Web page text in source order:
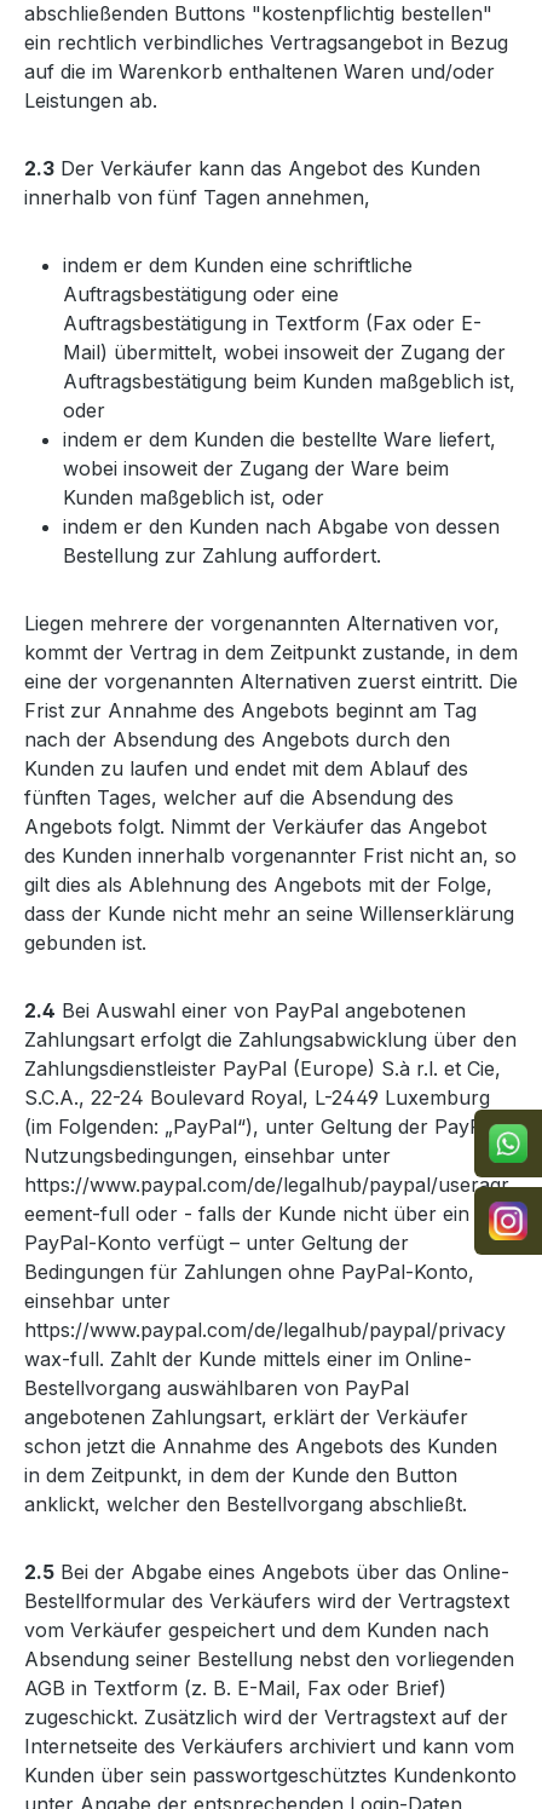
abschließenden Buttons "kostenpflichtig bestellen"
ein rechtlich verbindliches Vertragsangebot in Bezug
auf die im Warenkorb enthaltenen Waren und/oder
Leistungen ab.
2.3 Der Verkäufer kann das Angebot des Kunden
innerhalb von fünf Tagen annehmen,
indem er dem Kunden eine schriftliche
Auftragsbestätigung oder eine
Auftragsbestätigung in Textform (Fax oder E-
Mail) übermittelt, wobei insoweit der Zugang der
Auftragsbestätigung beim Kunden maßgeblich ist,
oder
indem er dem Kunden die bestellte Ware liefert,
wobei insoweit der Zugang der Ware beim
Kunden maßgeblich ist, oder
indem er den Kunden nach Abgabe von dessen
Bestellung zur Zahlung auffordert.
Liegen mehrere der vorgenannten Alternativen vor,
kommt der Vertrag in dem Zeitpunkt zustande, in dem
eine der vorgenannten Alternativen zuerst eintritt. Die
Frist zur Annahme des Angebots beginnt am Tag
nach der Absendung des Angebots durch den
Kunden zu laufen und endet mit dem Ablauf des
fünften Tages, welcher auf die Absendung des
Angebots folgt. Nimmt der Verkäufer das Angebot
des Kunden innerhalb vorgenannter Frist nicht an, so
gilt dies als Ablehnung des Angebots mit der Folge,
dass der Kunde nicht mehr an seine Willenserklärung
gebunden ist.
2.4 Bei Auswahl einer von PayPal angebotenen
Zahlungsart erfolgt die Zahlungsabwicklung über den
Zahlungsdienstleister PayPal (Europe) S.à r.l. et Cie,
S.C.A., 22-24 Boulevard Royal, L-2449 Luxemburg
(im Folgenden: „PayPal“), unter Geltung der PayPal-
Nutzungsbedingungen, einsehbar unter
https://www.paypal.com/de/legalhub/paypal/useragr
eement-full oder - falls der Kunde nicht über ein
PayPal-Konto verfügt – unter Geltung der
Bedingungen für Zahlungen ohne PayPal-Konto,
einsehbar unter
https://www.paypal.com/de/legalhub/paypal/privacy
wax-full. Zahlt der Kunde mittels einer im Online-
Bestellvorgang auswählbaren von PayPal
angebotenen Zahlungsart, erklärt der Verkäufer
schon jetzt die Annahme des Angebots des Kunden
in dem Zeitpunkt, in dem der Kunde den Button
anklickt, welcher den Bestellvorgang abschließt.
2.5 Bei der Abgabe eines Angebots über das Online-
Bestellformular des Verkäufers wird der Vertragstext
vom Verkäufer gespeichert und dem Kunden nach
Absendung seiner Bestellung nebst den vorliegenden
AGB in Textform (z. B. E-Mail, Fax oder Brief)
zugeschickt. Zusätzlich wird der Vertragstext auf der
Internetseite des Verkäufers archiviert und kann vom
Kunden über sein passwortgeschütztes Kundenkonto
unter Angabe der entsprechenden Login-Daten